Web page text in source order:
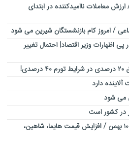
معاملات نا‌امید‌کننده در ابتدای
/ امروز کام بازنشستگان شیرین می شود
اظهارات وزیر اقتصاد| احتمال تغییر
می شود
در کشور است
وضعیت بازار خودرو سه شنبه ۱۰ بهمن / افزایش قیمت هایما، شاهین،